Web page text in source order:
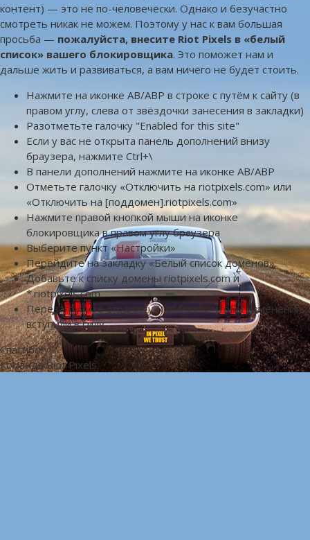
контент) — это не по-человечески. Однако и безучастно
смотреть никак не можем. Поэтому у нас к вам большая
просьба — пожалуйста, внесите Riot Pixels в «белый
список» вашего блокировщика. Это поможет нам и
дальше жить и развиваться, а вам ничего не будет стоить.
Нажмите на иконке AB/ABP в строке с путём к сайту (в
правом углу, слева от звёздочки занесения в закладки)
Разотметьте галочку "Enabled for this site"
Если у вас не открыта панель дополнений внизу
браузера, нажмите Ctrl+\
В панели дополнений нажмите на иконке AB/ABP
Отметьте галочку «Отключить на riotpixels.com» или
«Отключить на [поддомен].riotpixels.com»
Нажмите правой кнопкой мыши на иконке
блокировщика в правом углу браузера
Выберите пункт «Настройки»
Перейдите на закладку «Белый список доменов»
Добавьте к списку домены riotpixels.com и
*.riotpixels.com
Перезагрузите страницу Riot Pixels, чтобы изменения
вступили в силу
Спасибо!
Команда Riot Pixels.